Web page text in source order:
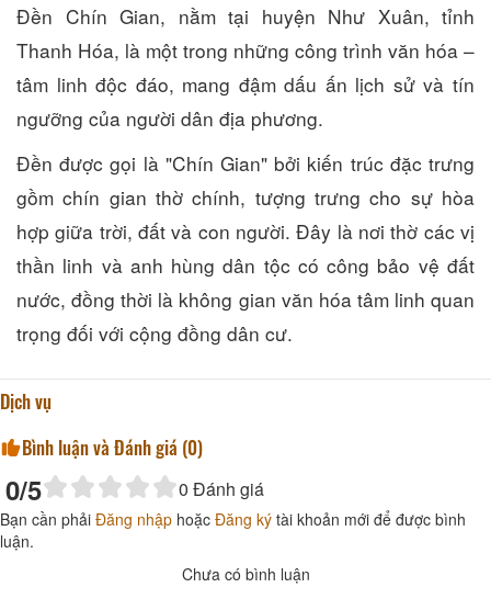
Đền Chín Gian, nằm tại huyện Như Xuân, tỉnh
Thanh Hóa, là một trong những công trình văn hóa –
tâm linh độc đáo, mang đậm dấu ấn lịch sử và tín
ngưỡng của người dân địa phương.
Đền được gọi là "Chín Gian" bởi kiến trúc đặc trưng
gồm chín gian thờ chính, tượng trưng cho sự hòa
hợp giữa trời, đất và con người. Đây là nơi thờ các vị
thần linh và anh hùng dân tộc có công bảo vệ đất
nước, đồng thời là không gian văn hóa tâm linh quan
trọng đối với cộng đồng dân cư.
Dịch vụ
Bình luận và Đánh giá (0)
0/5 0 Đánh giá
Bạn cần phải Đăng nhập hoặc Đăng ký tài khoản mới để được bình
luận.
Chưa có bình luận